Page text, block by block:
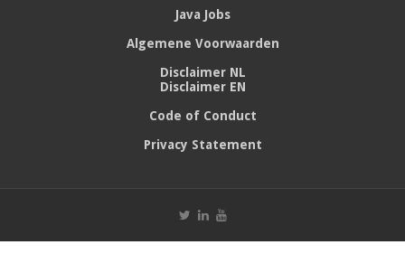
Java Jobs
Algemene Voorwaarden
Disclaimer NL
Disclaimer EN
Code of Conduct
Privacy Statement